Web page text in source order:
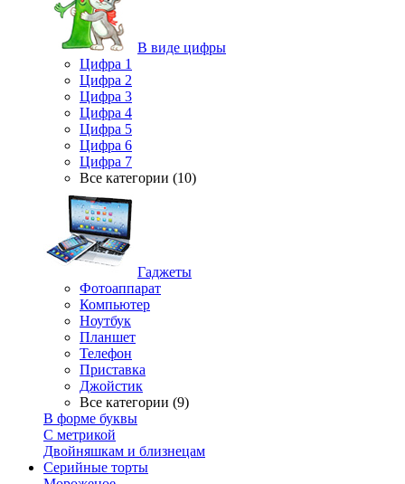
В виде цифры
Цифра 1
Цифра 2
Цифра 3
Цифра 4
Цифра 5
Цифра 6
Цифра 7
Все категории (10)
Гаджеты
Фотоаппарат
Компьютер
Ноутбук
Планшет
Телефон
Приставка
Джойстик
Все категории (9)
В форме буквы
С метрикой
Двойняшкам и близнецам
Серийные торты